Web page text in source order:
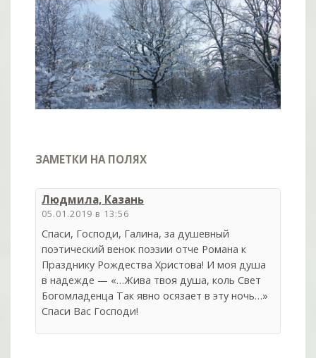
ЗАМЕТКИ НА ПОЛЯХ
Людмила, Казань
05.01.2019 в 13:56
Спаси, Господи, Галина, за душевный
поэтический венок поэзии отче Романа к
Празднику Рождества Христова! И моя душа
в надежде — «…Жива твоя душа, коль Свет
Богомладенца Так явно осязает в эту ночь…»
Спаси Вас Господи!